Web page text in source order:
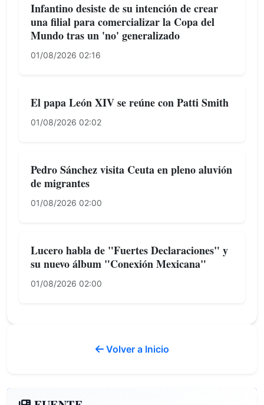
Infantino desiste de su intención de crear
una filial para comercializar la Copa del
Mundo tras un 'no' generalizado
01/08/2026 02:16
El papa León XIV se reúne con Patti Smith
01/08/2026 02:02
Pedro Sánchez visita Ceuta en pleno aluvión
de migrantes
01/08/2026 02:00
Lucero habla de "Fuertes Declaraciones" y
su nuevo álbum "Conexión Mexicana"
01/08/2026 02:00
Volver a Inicio